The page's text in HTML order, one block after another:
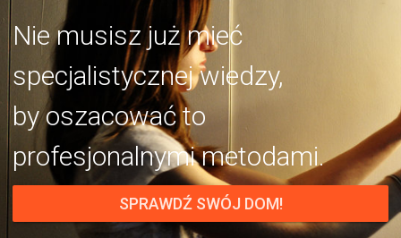
Nie musisz już mieć
specjalistycznej wiedzy,
by oszacować to
profesjonalnymi metodami.
SPRAWDŹ SWÓJ DOM!